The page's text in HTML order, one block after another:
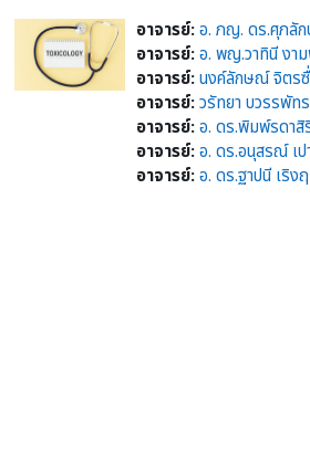
อาจารย์:อ. ภญ. ดร.ศุภลั
อาจารย์:อ. พญ.วาทินี งา
อาจารย์:นงค์ลักษณ์ จิตร
อาจารย์:วรัทยา บวรรพัท
อาจารย์:อ. ดร.พิมพ์รดาสิ
อาจารย์:อ. ดร.อนุสรณ์ เป
อาจารย์:อ. ดร.ฐาปนี เริง